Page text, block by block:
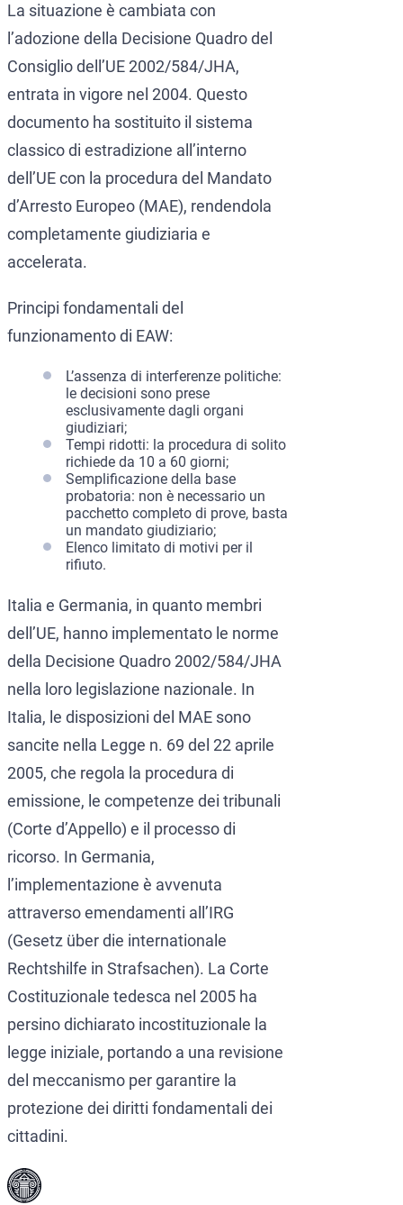
La situazione è cambiata con
l’adozione della Decisione Quadro del
Consiglio dell’UE 2002/584/JHA,
entrata in vigore nel 2004. Questo
documento ha sostituito il sistema
classico di estradizione all’interno
dell’UE con la procedura del Mandato
d’Arresto Europeo (MAE), rendendola
completamente giudiziaria e
accelerata.
Principi fondamentali del
funzionamento di EAW:
L’assenza di interferenze politiche:
le decisioni sono prese
esclusivamente dagli organi
giudiziari;
Tempi ridotti: la procedura di solito
richiede da 10 a 60 giorni;
Semplificazione della base
probatoria: non è necessario un
pacchetto completo di prove, basta
un mandato giudiziario;
Elenco limitato di motivi per il
rifiuto.
Italia e Germania, in quanto membri
dell’UE, hanno implementato le norme
della Decisione Quadro 2002/584/JHA
nella loro legislazione nazionale. In
Italia, le disposizioni del MAE sono
sancite nella Legge n. 69 del 22 aprile
2005, che regola la procedura di
emissione, le competenze dei tribunali
(Corte d’Appello) e il processo di
ricorso. In Germania,
l’implementazione è avvenuta
attraverso emendamenti all’IRG
(Gesetz über die internationale
Rechtshilfe in Strafsachen). La Corte
Costituzionale tedesca nel 2005 ha
persino dichiarato incostituzionale la
legge iniziale, portando a una revisione
del meccanismo per garantire la
protezione dei diritti fondamentali dei
cittadini.